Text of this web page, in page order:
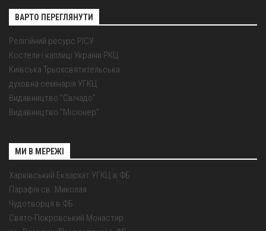
ВАРТО ПЕРЕГЛЯНУТИ
Релігійний ресурс РІСУ
Костели і каплиці України РКЦ
Київська Трьохсвятительська
духовна семінарія УГКЦ
Видавництво "Свічадо"
Видавництво "Місіонер"
МИ В МЕРЕЖІ
Харківський Екзархат УГКЦ в ФБ
Парафія св. Миколая
Чудотворця в ФБ
Свято-Покровський Монастир